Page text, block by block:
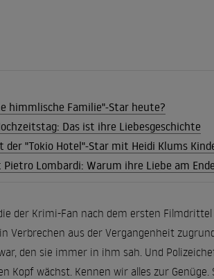
himmlische Familie"-Star heute?
Das ist ihre Liebesgeschichte
"Tokio Hotel"-Star mit Heidi Klums
Lombardi: Warum ihre Liebe am
der Krimi-Fan nach dem ersten
Verbrechen aus der Vergangenheit
den sie immer in ihm sah. Und
Kopf wächst. Kennen wir alles zur